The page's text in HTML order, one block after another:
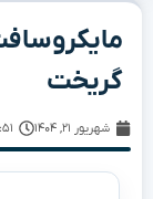
گریخت
شهریور ۲۱, ۱۴۰۴